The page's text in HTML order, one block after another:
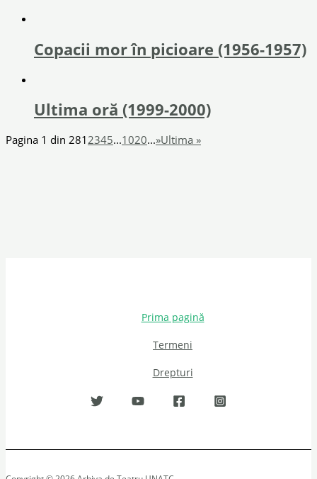
Copacii mor în picioare (1956-1957)
Ultima oră (1999-2000)
Pagina 1 din 2812345...1020...»Ultima »
Prima pagină
Termeni
Drepturi